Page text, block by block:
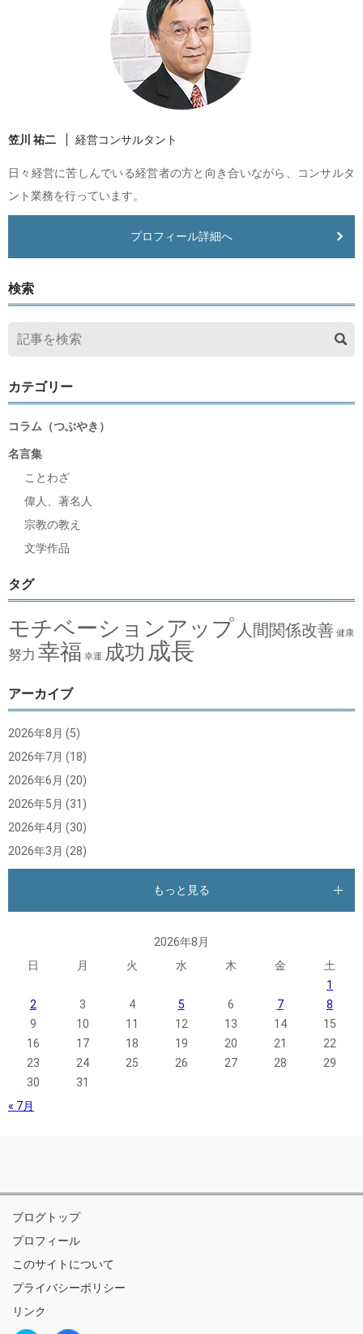
笠川 祐二 経営コンサルタント
日々経営に苦しんでいる経営者の方と向き合いながら、コンサルタ
ント業務を行っています。
プロフィール詳細へ
検索
カテゴリー
コラム（つぶやき）
名言集
ことわざ
偉人、著名人
宗教の教え
文学作品
タグ
モチベーションアップ 人間関係改善 健康
努力 幸福 幸運 成功 成長
アーカイブ
2026年8月 (5)
2026年7月 (18)
2026年6月 (20)
2026年5月 (31)
2026年4月 (30)
2026年3月 (28)
もっと見る
2026年8月
日
月 火 水 木 金
土
1
2
3 4 5 6 7
8
9
10 11 12 13 14
15
16
17 18 19 20 21
22
23
24 25 26 27 28
29
30
31
« 7月
ブログトップ
プロフィール
このサイトについて
プライバシーポリシー
リンク